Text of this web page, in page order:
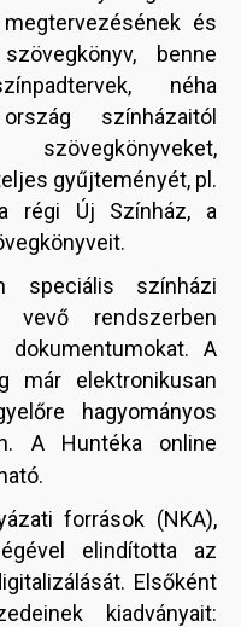
és
benne
néha
színházaitól
gyűjteményét, pl.
régi Új Színház, a
speciális színházi
vevő rendszerben
A
már elektronikusan
hagyományos
A Huntéka online
források (NKA),
elindította az
Elsőként
kiadványait: